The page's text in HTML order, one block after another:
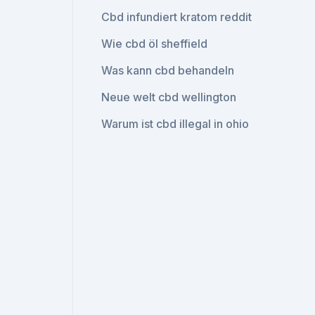
Cbd infundiert kratom reddit
Wie cbd öl sheffield
Was kann cbd behandeln
Neue welt cbd wellington
Warum ist cbd illegal in ohio